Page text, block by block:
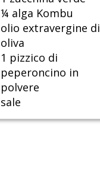
¼ alga Kombu
olio extravergine di
oliva
1 pizzico di
peperoncino in
polvere
sale